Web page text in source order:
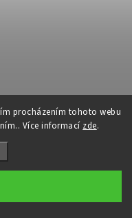
procházením tohoto webu
Více informací zde.